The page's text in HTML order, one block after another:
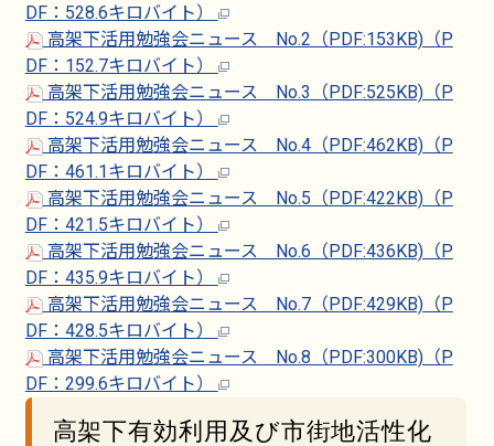
DF：528.6キロバイト）
高架下活用勉強会ニュース No.2（PDF:153KB)（P
DF：152.7キロバイト）
高架下活用勉強会ニュース No.3（PDF:525KB)（P
DF：524.9キロバイト）
高架下活用勉強会ニュース No.4（PDF:462KB)（P
DF：461.1キロバイト）
高架下活用勉強会ニュース No.5（PDF:422KB)（P
DF：421.5キロバイト）
高架下活用勉強会ニュース No.6（PDF:436KB)（P
DF：435.9キロバイト）
高架下活用勉強会ニュース No.7（PDF:429KB)（P
DF：428.5キロバイト）
高架下活用勉強会ニュース No.8（PDF:300KB)（P
DF：299.6キロバイト）
高架下有効利用及び市街地活性化